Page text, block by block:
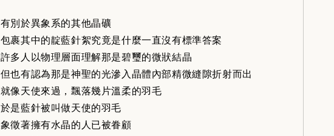
有別於異象系的其他晶礦
包裹其中的靛藍針絮究竟是什麼一直沒有標準答案
許多人以物理層面理解那是碧璽的微狀結晶
但也有認為那是神聖的光滲入晶體內部精微縫隙折射而出
就像天使來過，飄落幾片溫柔的羽毛
於是藍針被叫做天使的羽毛
象徵著擁有水晶的人已被眷顧